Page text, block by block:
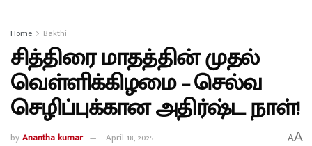
Home Bakthi
சித்திரை மாதத்தின் முதல்
வெள்ளிக்கிழமை – செல்வ
செழிப்புக்கான அதிர்ஷ்ட நாள்!
byAnantha kumar April 18, 2025 AA